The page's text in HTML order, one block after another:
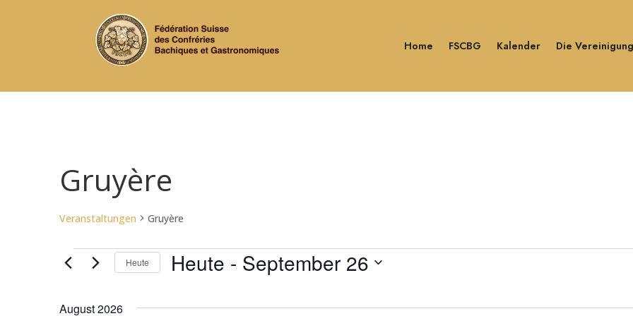
Home FSCBG Kalender Die
Gruyère
Veranstaltungen Gruyère
Veranstaltungen
Heute Heute - September 26
August 2026